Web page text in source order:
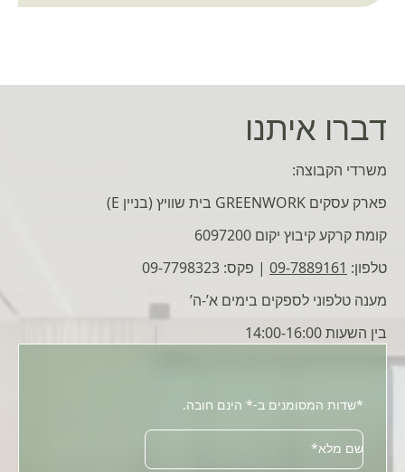
דברו איתנו
משרדי הקבוצה:
פארק עסקים GREENWORK בית שוויץ (בניין E)
קומת קרקע קיבוץ יקום 6097200
טלפון: 09-7889161 | פקס: 09-7798323
מענה טלפוני לספקים בימים א’-ה’
בין השעות 14:00-16:00
*שדות המסומנים ב-* הינם חובה.
שם מלא*